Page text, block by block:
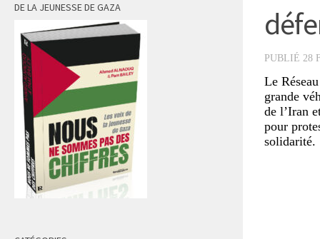
PUBLIÉ 28
Le
grande
de l’Iran
pour
solidarité.
DE LA JEUNESSE DE GAZA